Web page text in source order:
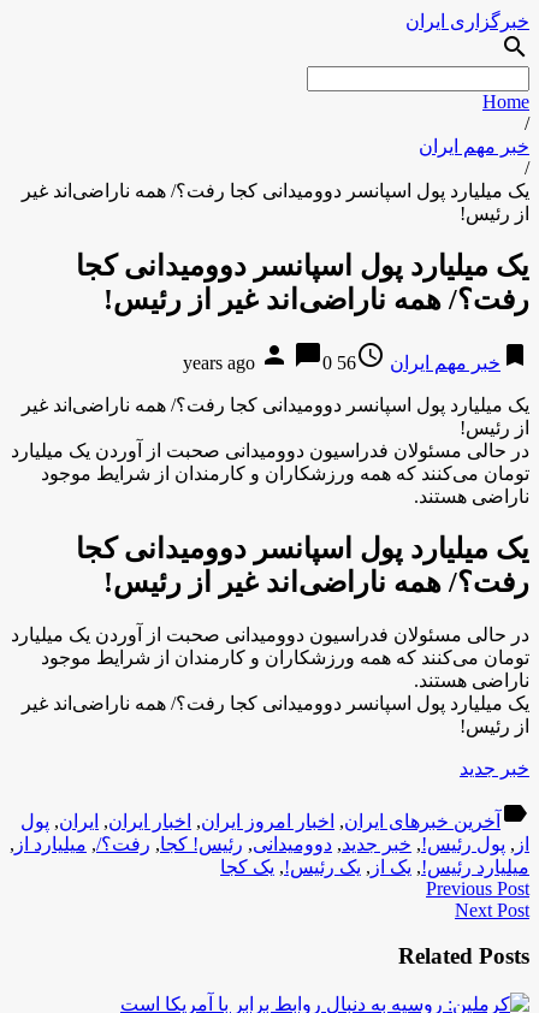
خبرگزاری ایران
search
Home
/
خبر مهم ایران
/
یک میلیارد پول اسپانسر دوومیدانی کجا رفت؟/ همه ناراضی‌اند غیر
از رئیس!
یک میلیارد پول اسپانسر دوومیدانی کجا
رفت؟/ همه ناراضی‌اند غیر از رئیس!
bookmark خبر مهم ایران access_time
56 years ago
person chat_bubble0
یک میلیارد پول اسپانسر دوومیدانی کجا رفت؟/ همه ناراضی‌اند غیر
از رئیس!
در حالی مسئولان فدراسیون دوومیدانی صحبت از آوردن یک میلیارد
تومان می‌کنند که همه ورزشکاران و کارمندان از شرایط موجود
ناراضی هستند.
یک میلیارد پول اسپانسر دوومیدانی کجا
رفت؟/ همه ناراضی‌اند غیر از رئیس!
در حالی مسئولان فدراسیون دوومیدانی صحبت از آوردن یک میلیارد
تومان می‌کنند که همه ورزشکاران و کارمندان از شرایط موجود
ناراضی هستند.
یک میلیارد پول اسپانسر دوومیدانی کجا رفت؟/ همه ناراضی‌اند غیر
از رئیس!
خبر جدید
label آخرین خبرهای ایران, اخبار امروز ایران, اخبار ایران, ایران, پول
از , پول رئیس!, خبر جدید, دوومیدانی, رئیس! کجا, رفت؟/, میلیارد از ,
میلیارد رئیس!, یک از , یک رئیس!, یک کجا
Previous Post
Next Post
Related Posts